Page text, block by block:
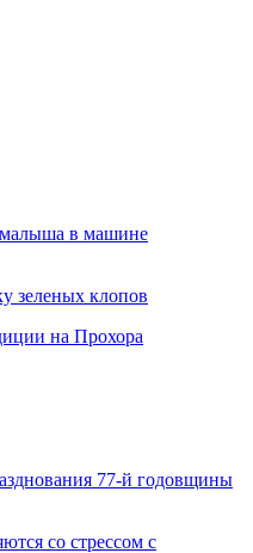
малыша в машине
зеленых клопов
на Прохора
77-й годовщины
со стрессом с